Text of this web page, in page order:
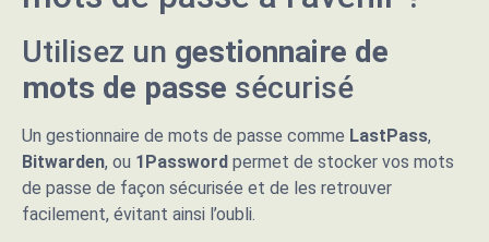
Utilisez un gestionnaire de
mots de passe sécurisé
Un gestionnaire de mots de passe comme LastPass,
Bitwarden, ou 1Password permet de stocker vos mots
de passe de façon sécurisée et de les retrouver
facilement, évitant ainsi l’oubli.